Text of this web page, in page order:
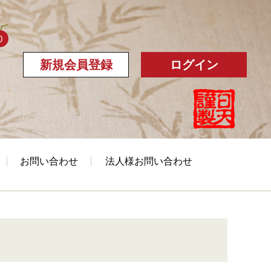
新規会員登録 ログイン
お問い合わせ 法人様お問い合わせ